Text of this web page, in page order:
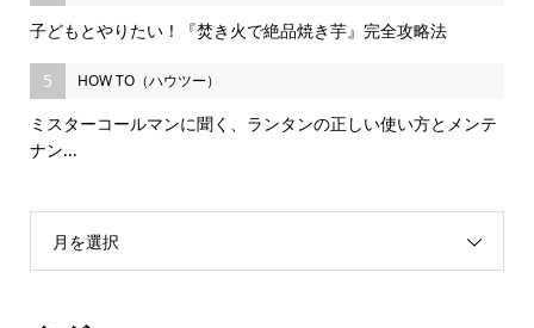
子どもとやりたい！『焚き火で絶品焼き芋』完全攻略法
5 HOW TO（ハウツー）
ミスターコールマンに聞く、ランタンの正しい使い方とメンテ
ナン...
月を選択